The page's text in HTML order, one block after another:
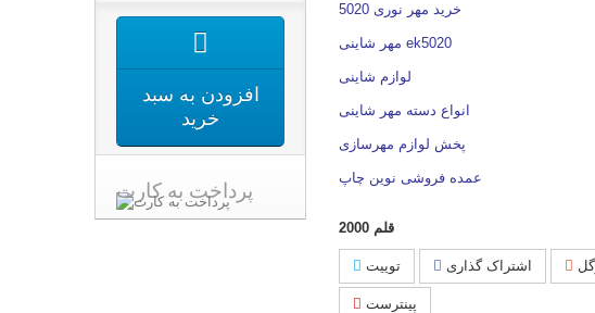
خرید مهر نوری 5020
مهر شاینی ek5020
لوازم شاینی
انواع دسته مهر شاینی
پخش لوازم مهرسازی
عمده فروشی نوین چاپ
2000 قلم
توییت اشتراک گذاری
پینترست
افزودن به سبد
خرید
پرداخت به کارت